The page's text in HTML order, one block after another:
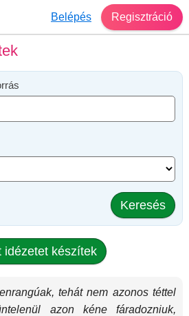
Belépés Regisztráció
Keresés
idézetet készítek
tehát nem azonos téttel
azon kéne fáradozniuk,